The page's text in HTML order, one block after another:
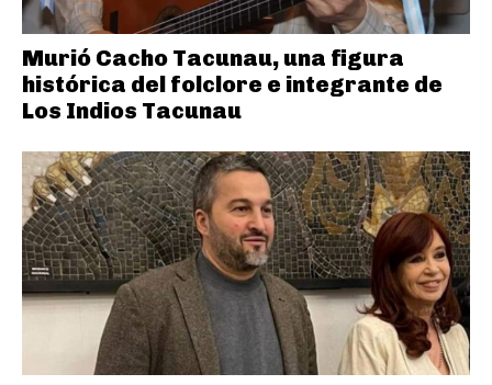
Murió Cacho Tacunau, una figura
histórica del folclore e integrante de
Los Indios Tacunau